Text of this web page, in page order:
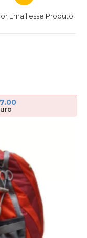
Email esse Produto